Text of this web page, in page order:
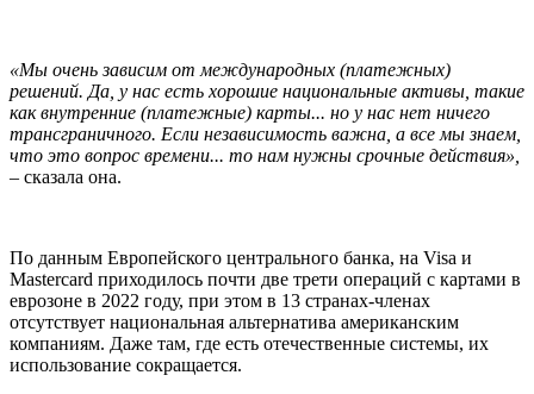
«Мы очень зависим от международных (платежных)
решений. Да, у нас есть хорошие национальные активы, такие
как внутренние (платежные) карты... но у нас нет ничего
трансграничного. Если независимость важна, а все мы знаем,
что это вопрос времени... то нам нужны срочные действия»,
– сказала она.
По данным Европейского центрального банка, на Visa и
Mastercard приходилось почти две трети операций с картами в
еврозоне в 2022 году, при этом в 13 странах-членах
отсутствует национальная альтернатива американским
компаниям. Даже там, где есть отечественные системы, их
использование сокращается.